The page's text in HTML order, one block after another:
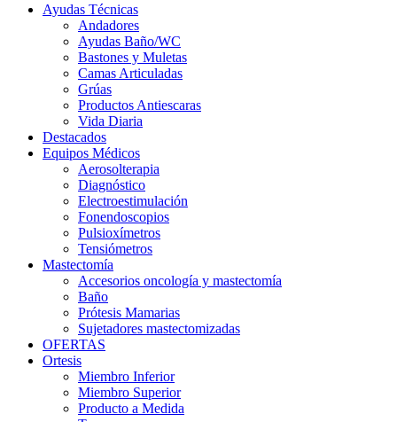
Ayudas Técnicas
Andadores
Ayudas Baño/WC
Bastones y Muletas
Camas Articuladas
Grúas
Productos Antiescaras
Vida Diaria
Destacados
Equipos Médicos
Aerosolterapia
Diagnóstico
Electroestimulación
Fonendoscopios
Pulsioxímetros
Tensiómetros
Mastectomía
Accesorios oncología y mastectomía
Baño
Prótesis Mamarias
Sujetadores mastectomizadas
OFERTAS
Ortesis
Miembro Inferior
Miembro Superior
Producto a Medida